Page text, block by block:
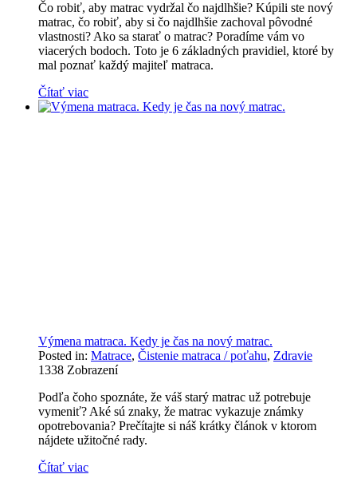
Čo robiť, aby matrac vydržal čo najdlhšie? Kúpili ste nový
matrac, čo robiť, aby si čo najdlhšie zachoval pôvodné
vlastnosti? Ako sa starať o matrac? Poradíme vám vo
viacerých bodoch. Toto je 6 základných pravidiel, ktoré by
mal poznať každý majiteľ matraca.
Čítať viac
Výmena matraca. Kedy je čas na nový matrac.
Posted in: Matrace, Čistenie matraca / poťahu, Zdravie
1338 Zobrazení
Podľa čoho spoznáte, že váš starý matrac už potrebuje
vymeniť? Aké sú znaky, že matrac vykazuje známky
opotrebovania? Prečítajte si náš krátky článok v ktorom
nájdete užitočné rady.
Čítať viac